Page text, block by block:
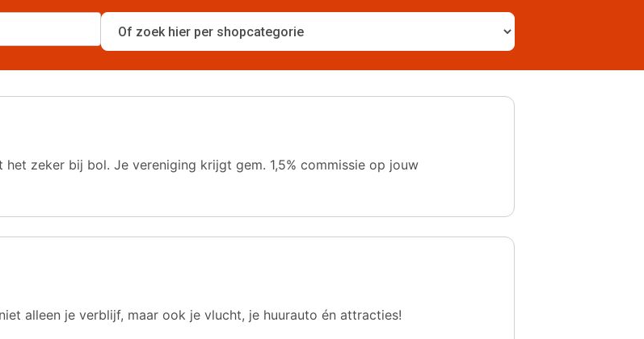
zeker bij bol. Je vereniging krijgt gem. 1,5% commissie op jouw
alleen je verblijf, maar ook je vlucht, je huurauto én attracties!